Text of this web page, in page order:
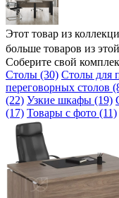
Этот товар из
больше товаров из
Соберите свой
Столы (30) Столы для
переговорных столов
(22) Узкие шкафы (19)
(17) Товары с фото (11)